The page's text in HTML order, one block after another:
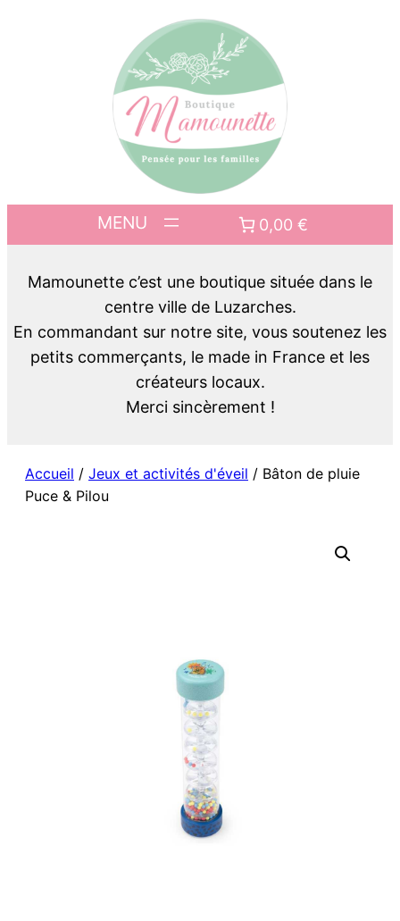
0,00 €
Mamounette c’est une boutique située dans le
centre ville de Luzarches.
En commandant sur notre site, vous soutenez les
petits commerçants, le made in France et les
créateurs locaux.
Merci sincèrement !
Accueil / Jeux et activités d'éveil / Bâton de pluie
Puce & Pilou